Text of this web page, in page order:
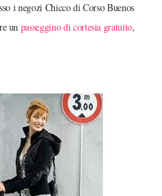
i negozi Chicco di Corso Buenos
un passeggino di cortesia gratuito,